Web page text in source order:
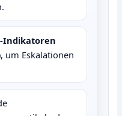
um Eskalationen